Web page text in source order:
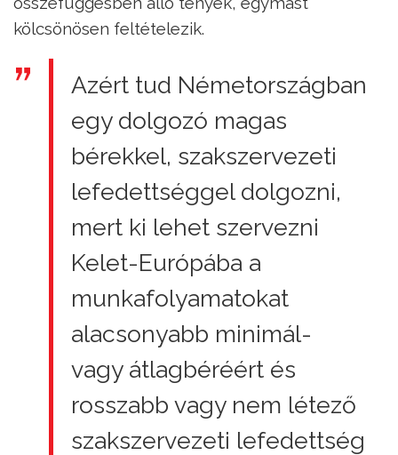
kölcsönösen feltételezik.
Azért tud Németországban
egy dolgozó magas
bérekkel, szakszervezeti
lefedettséggel dolgozni,
mert ki lehet szervezni
Kelet-Európába a
munkafolyamatokat
alacsonyabb minimál-
vagy átlagbéréért és
rosszabb vagy nem létező
szakszervezeti lefedettség